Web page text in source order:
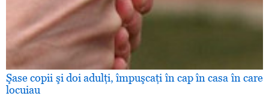
Şase copii şi doi adulţi, împuşcaţi în cap în casa în care
locuiau